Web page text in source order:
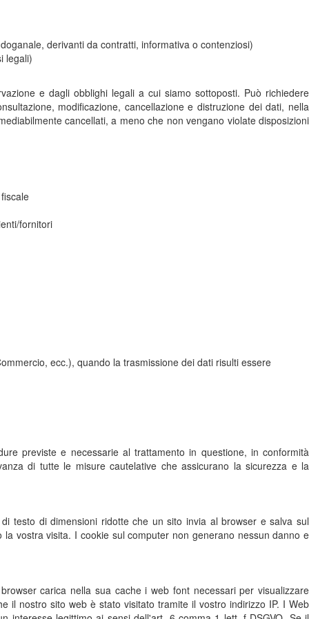
derivanti da contratti, informativa o contenziosi)
legali)
e dagli obblighi legali a cui siamo sottoposti. Può richiedere
modificazione, cancellazione e distruzione dei dati, nella
cancellati, a meno che non vengano violate disposizioni
fornitori
ecc.), quando la trasmissione dei dati risulti essere
previste e necessarie al trattamento in questione, in conformità
di tutte le misure cautelative che assicurano la sicurezza e la
testo di dimensioni ridotte che un sito invia al browser e salva sul
vostra visita. I cookie sul computer non generano nessun danno e
carica nella sua cache i web font necessari per visualizzare
il nostro sito web è stato visitato tramite il vostro indirizzo IP. I Web